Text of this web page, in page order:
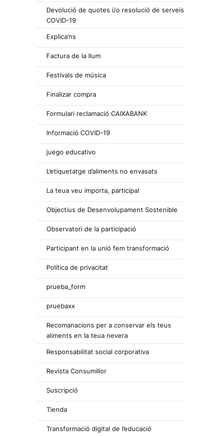
Devolució de quotes i/o resolució de serveis
COVID-19
Explica’ns
Factura de la llum
Festivals de música
Finalizar compra
Formulari reclamació CAIXABANK
Informació COVID-19
juego educativo
L’etiquetatge d’aliments no envasats
La teua veu importa, participa!
Objectius de Desenvolupament Sostenible
Observatori de la participació
Participant en la unió fem transformació
Política de privacitat
prueba_form
pruebaxx
Recomanacions per a conservar els teus
aliments en la teua nevera
Responsabilitat social corporativa
Revista Consumillor
Suscripció
Tienda
Transformació digital de l’educació